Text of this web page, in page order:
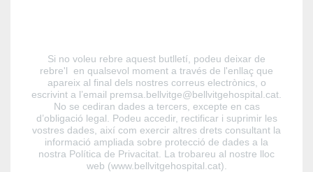
Si no voleu rebre aquest butlletí, podeu deixar de
rebre'l en qualsevol moment a través de l'enllaç que
apareix al final dels nostres correus electrònics, o
escrivint a l’email premsa.bellvitge@bellvitgehospital.cat.
No se cediran dades a tercers, excepte en cas
d’obligació legal. Podeu accedir, rectificar i suprimir les
vostres dades, així com exercir altres drets consultant la
informació ampliada sobre protecció de dades a la
nostra Política de Privacitat. La trobareu al nostre lloc
web (www.bellvitgehospital.cat).